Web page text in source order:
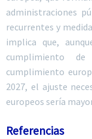
administraciones
recurrentes y
implica que,
cumplimiento
cumplimiento
2027, el ajuste
europeos sería
Referencias